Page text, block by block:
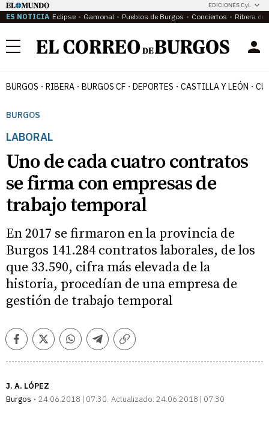
EDICIONES CyL
ES NOTICIA Eclipse Gamonal Pueblos de Burgos Conciertos Ribera del
Menú
BURGOS RIBERA BURGOS CF DEPORTES CASTILLA Y LEÓN
BURGOS
LABORAL
Uno de cada cuatro contratos
se firma con empresas de
trabajo temporal
En 2017 se firmaron en la provincia de
Burgos 141.284 contratos laborales, de los
que 33.590, cifra más elevada de la
historia, procedían de una empresa de
gestión de trabajo temporal
FacebookTwitterWhatsappTelegramCopiar
J. A. LÓPEZ
Burgos
24.06.2018 | 07:30 Actualizado: 24.06.2018 | 07:30